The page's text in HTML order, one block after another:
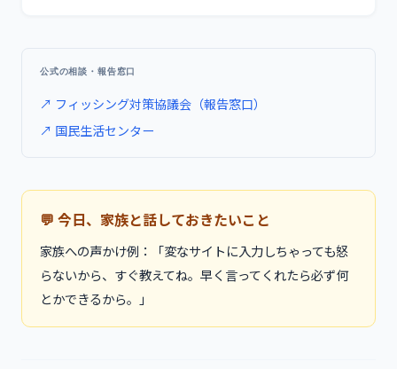
公式の相談・報告窓口
↗ フィッシング対策協議会（報告窓口）
↗ 国民生活センター
💬 今日、家族と話しておきたいこと
家族への声かけ例：「変なサイトに入力しちゃっても怒
らないから、すぐ教えてね。早く言ってくれたら必ず何
とかできるから。」